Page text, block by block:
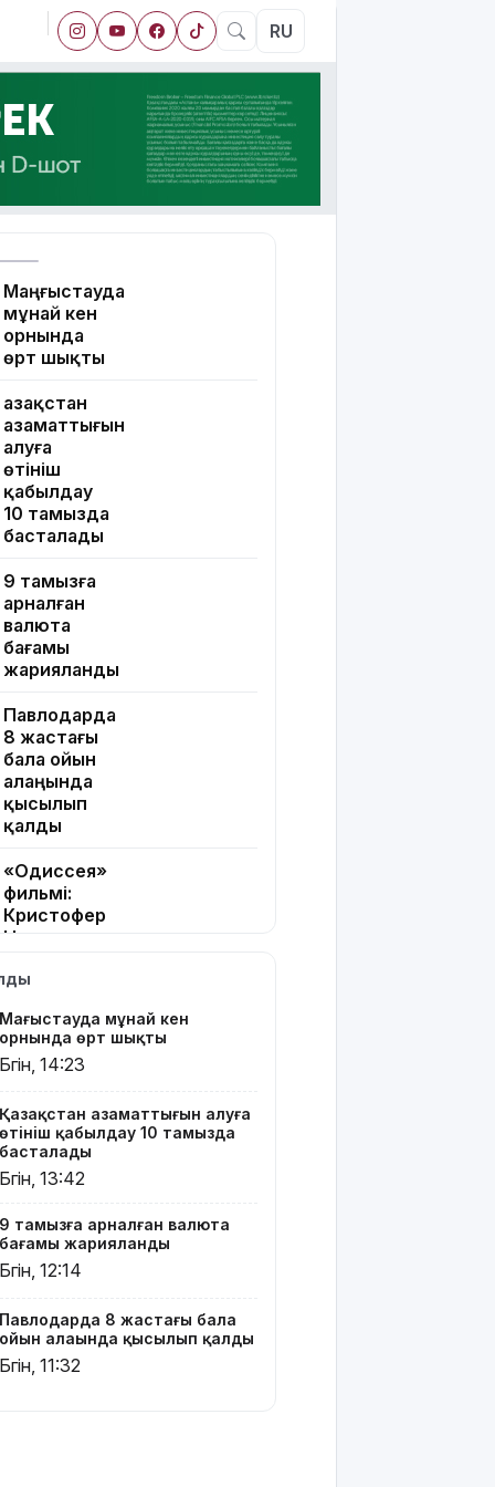
RU
Маңғыстауда
мұнай кен
орнында
өрт шықты
Қазақстан
азаматтығын
алуға
өтініш
қабылдау
10 тамызда
басталады
9 тамызға
арналған
валюта
бағамы
жарияланды
Павлодарда
8 жастағы
бала ойын
алаңында
қысылып
қалды
«Одиссея»
фильмі:
Кристофер
Ноланның
жылғы
сюжеті
мен
актерлері
Тоқаев
Сингапур
Президентіне
құттықтау
жолдады
Түркия
Украина
арасында
жаңа
келісім
Маңғыстауда мұнай кен
орнында өрт шықты
Бүгін, 14:23
Қазақстан азаматтығын алуға
өтініш қабылдау 10 тамызда
басталады
Бүгін, 13:42
9 тамызға арналған валюта
бағамы жарияланды
Бүгін, 12:14
Павлодарда 8 жастағы бала
ойын алаңында қысылып қалды
Бүгін, 11:32